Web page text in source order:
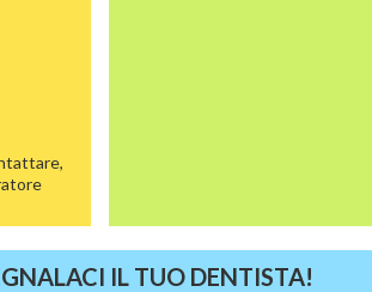
IL TUO DENTISTA!